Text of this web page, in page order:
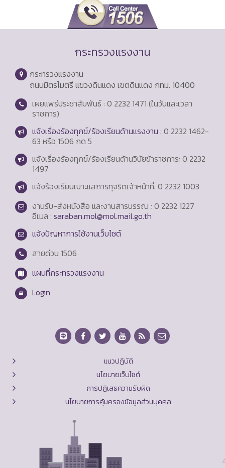
กระทรวงแรงงาน
กระทรวงแรงงาน
ถนนมิตรไมตรี แขวงดินแดง เขตดินแดง กทม. 10400
เผยแพร่ประชาสัมพันธ์ : 0 2232 1471 (ในวันและเวลา
ราชการ)
แจ้งเรื่องร้องทุกข์/ร้องเรียนด้านแรงงาน : 0 2232 1462-
63 หรือ 1506 กด 5
แจ้งเรื่องร้องทุกข์/ร้องเรียนด้านวินัยข้าราชการ: 0 2232
1497
แจ้งร้องเรียนเบาะแสการทุจริตเจ้าหน้าที่: 0 2232 1003
งานรับ-ส่งหนังสือ และงานสารบรรณ : 0 2232 1227
อีเมล : saraban.mol@mol.mail.go.th
แจ้งปัญหาการใช้งานเว็บไซต์
สายด่วน 1506
แผนที่กระทรวงแรงงาน
Login
แนวปฏิบัติ
นโยบายเว็บไซต์
การปฏิเสธความรับผิด
นโยบายการคุ้มครองข้อมูลส่วนบุคคล